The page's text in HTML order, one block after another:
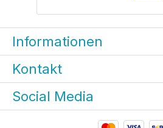
Informationen
Kontakt
Social Media